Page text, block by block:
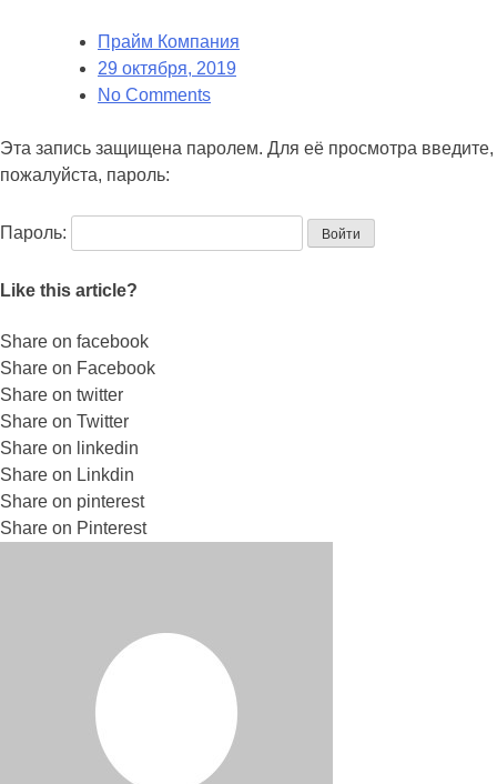
Прайм Компания
29 октября, 2019
No Comments
Эта запись защищена паролем. Для её просмотра введите,
пожалуйста, пароль:
Пароль:
Like this article?
Share on facebook
Share on Facebook
Share on twitter
Share on Twitter
Share on linkedin
Share on Linkdin
Share on pinterest
Share on Pinterest